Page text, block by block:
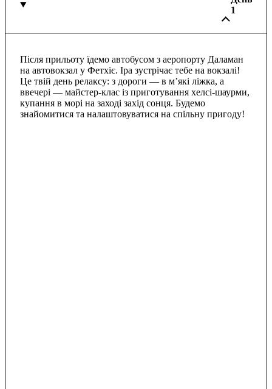
1
Після прильоту їдемо автобусом з аеропорту Даламан
на автовокзал у Фетхіє. Іра зустрічає тебе на вокзалі!
Це твій день релаксу: з дороги — в м’які ліжка, а
ввечері — майстер-клас із приготування хелсі-шаурми,
купання в морі на заході захід сонця. Будемо
знайомитися та налаштовуватися на спільну пригоду!